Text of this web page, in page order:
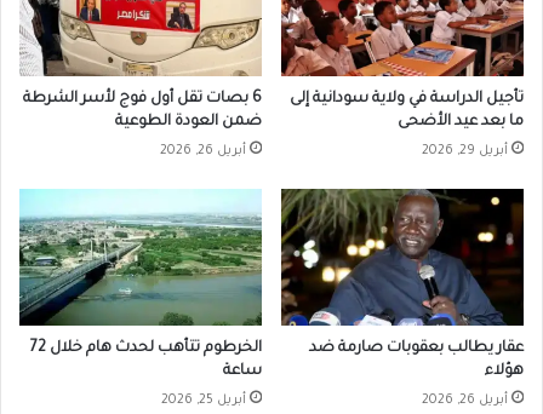
تأجيل الدراسة في ولاية سودانية إلى
ما بعد عيد الأضحى
أبريل 29, 2026
6 بصات تقل أول فوج لأسر الشرطة
ضمن العودة الطوعية
أبريل 26, 2026
عقار يطالب بعقوبات صارمة ضد
هؤلاء
أبريل 26, 2026
الخرطوم تتأهب لحدث هام خلال 72
ساعة
أبريل 25, 2026